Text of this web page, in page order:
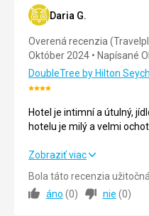
Intendance
zároveň
veľmi
medzi
milovníkmy
opaľovania.
Nenáročné
Pláže
sem
ľahko
náročnejšia,
strojí
pozrieť
tunajšu
Daria G.
Overená recenzia
Október 2024
Napísané
DoubleTree by Hilton
Hodnotenie:
4/5
Hotel je intimní a útulný,
hotelu je milý a velmi
uklidnit se.
Hotel je intimní a útulný,
moje první dovolená, kde
uklidnit se.
Zobraziť viac
Bola táto recenzia
áno (0) nie (0)